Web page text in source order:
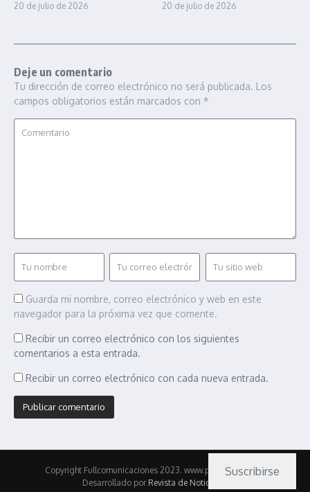
20 de julio de 2026 20 de julio de 2026
Deje un comentario
Tu dirección de correo electrónico no será publicada. Los
campos obligatorios están marcados con *
Guarda mi nombre, correo electrónico y web en este
navegador para la próxima vez que comente.
Recibir un correo electrónico con los siguientes
comentarios a esta entrada.
Recibir un correo electrónico con cada nueva entrada.
Copyright Fullcomunicaciones 2023. www.pasionmotor.cl |
Desarrollado por Revista de Noticias X
Suscribirse